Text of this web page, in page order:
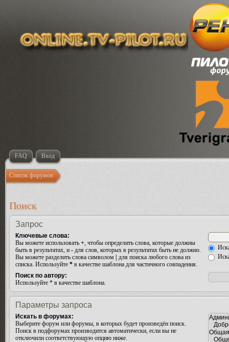
FAQ Вход
Список форумов
Поиск
Запрос
Ключевые слова:
Вы можете использовать +, чтобы определить слова, которые должны
быть в результатах, и - для слов, которых в результатах быть не должно.
Вы можете разделить слова символом
для поиска любого слова из
списка. Используйте * в качестве шаблона для частичного совпадения.
Поиск по автору:
Используйте * в качестве шаблона.
Параметры запроса
Искать в форумах:
Выберите форум или форумы, в которых будет произведён поиск.
Поиск в подфорумах производится автоматически, если вы не
отключили соответствующую опцию ниже.